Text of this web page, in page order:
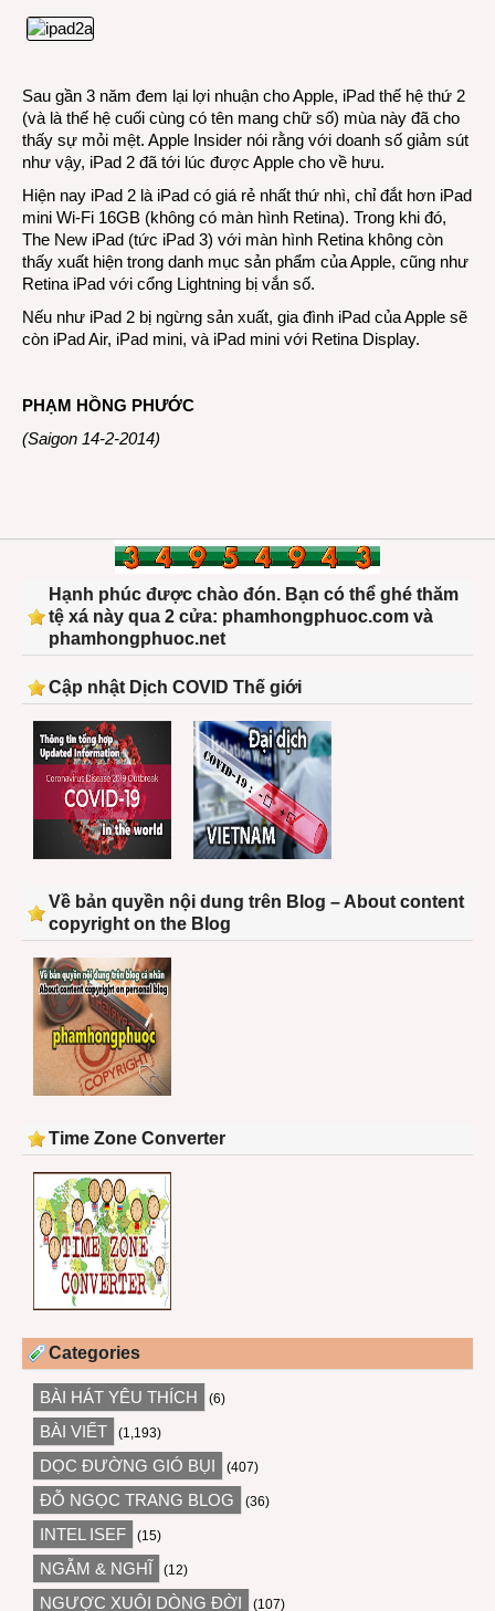
Sau gần 3 năm đem lại lợi nhuận cho Apple, iPad thế hệ thứ 2
(và là thế hệ cuối cùng có tên mang chữ số) mùa này đã cho
thấy sự mỏi mệt. Apple Insider nói rằng với doanh số giảm sút
như vậy, iPad 2 đã tới lúc được Apple cho về hưu.
Hiện nay iPad 2 là iPad có giá rẻ nhất thứ nhì, chỉ đắt hơn iPad
mini Wi-Fi 16GB (không có màn hình Retina). Trong khi đó,
The New iPad (tức iPad 3) với màn hình Retina không còn
thấy xuất hiện trong danh mục sản phẩm của Apple, cũng như
Retina iPad với cổng Lightning bị vắn số.
Nếu như iPad 2 bị ngừng sản xuất, gia đình iPad của Apple sẽ
còn iPad Air, iPad mini, và iPad mini với Retina Display.
PHẠM HỒNG PHƯỚC
(Saigon 14-2-2014)
Hạnh phúc được chào đón. Bạn có thể ghé thăm
tệ xá này qua 2 cửa: phamhongphuoc.com và
phamhongphuoc.net
Cập nhật Dịch COVID Thế giới
Về bản quyền nội dung trên Blog – About content
copyright on the Blog
Time Zone Converter
Categories
BÀI HÁT YÊU THÍCH (6)
BÀI VIẾT (1,193)
DỌC ĐƯỜNG GIÓ BỤI (407)
ĐỖ NGỌC TRANG BLOG (36)
INTEL ISEF (15)
NGẪM & NGHĨ (12)
NGƯỢC XUÔI DÒNG ĐỜI (107)